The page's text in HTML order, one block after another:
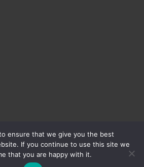
Theme by:Theme Horse
ensure that we give you the best
If you continue to use this site we
that you are happy with it.